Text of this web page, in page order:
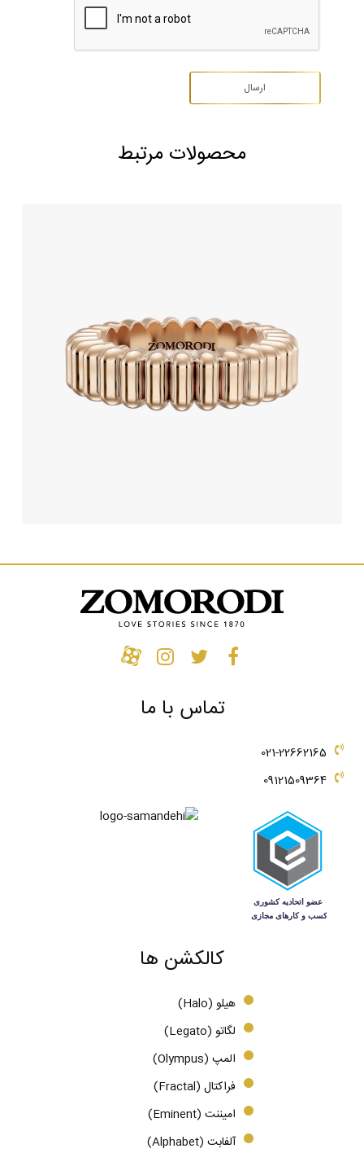
محصولات مرتبط
291,000,000 تومان
تماس با ما
021-22662165
09121509364
کالکشن ها
هیلو (Halo)
لگاتو (Legato)
المپ (Olympus)
فراکتال (Fractal)
امیننت (Eminent)
آلفابت (Alphabet)